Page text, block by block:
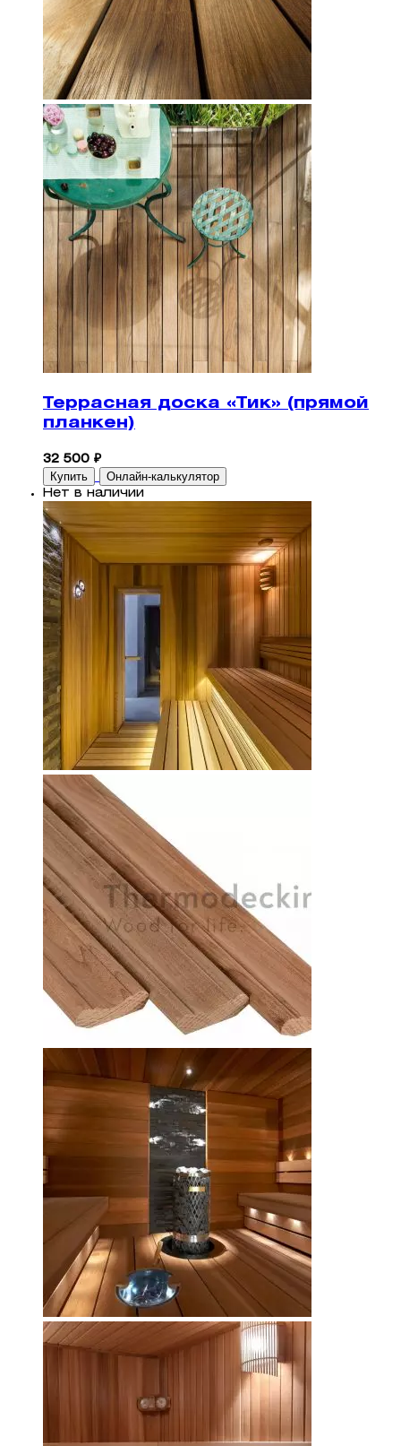
Террасная доска «Тик» (прямой
планкен)
32 500 ₽
Купить Онлайн-калькулятор
Нет в наличии